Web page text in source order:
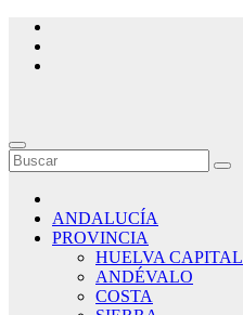
Saltar
contenido
ANDALUCÍA
PROVINCIA
HUELVA CAPITAL
ANDÉVALO
COSTA